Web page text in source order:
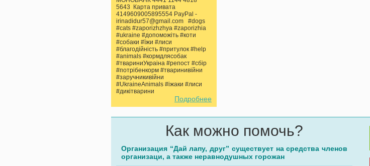
5643 Карта привата
4149609005895554 PayPal -
irinadidur57@gmail.com #dogs
#cats #zaporizhzhya #zaporizhia
#ukraine #допоможіть #коти
#собаки #їжи #лиси
#благодійність #притулок #help
#animals #кормдлясобак
#твариниУкраіна #репост #сбір
#потрібенкорм #тваринивійни
#заручникивійни
#UkraineAnimals #іжаки #лиси
#дикітварини
Подробнее
Как можно помочь?
Организация “Дай лапу, друг” существует на средства членов
организаци, а также неравнодушных горожан